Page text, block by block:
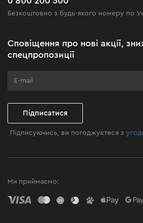
Чорна п'ятниця
Клуб майстерності
Безкоштовно з будь-якого номеру по
Сповіщення про нові акції,
спецпропозиції
Підписатися
Підписуючись, ви погоджуєтеся з
Ми приймаємо: